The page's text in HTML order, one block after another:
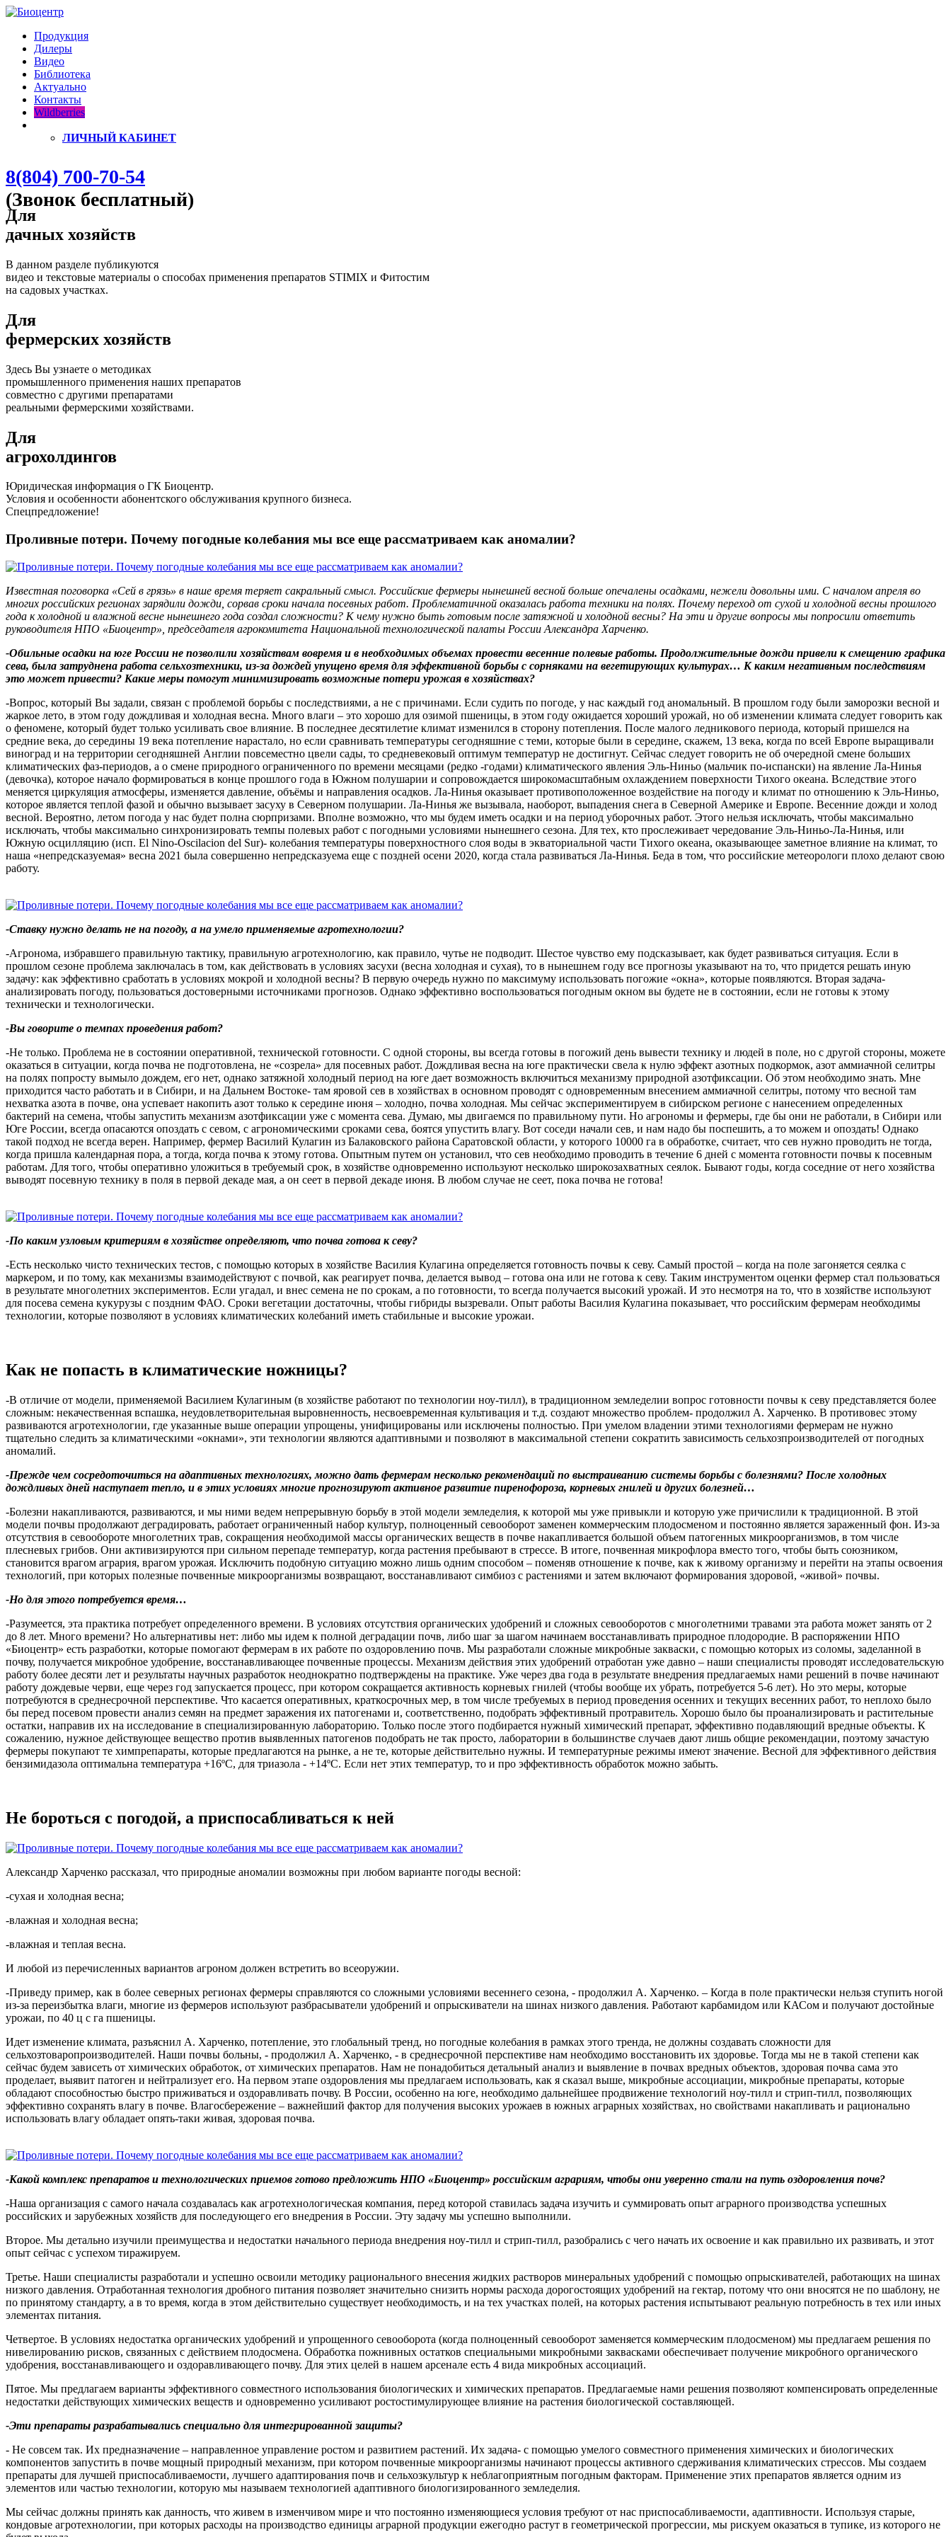
Продукция
Дилеры
Видео
Библиотека
Актуально
Контакты
Wildberries
ЛИЧНЫЙ КАБИНЕТ
8(804) 700-70-54
(Звонок бесплатный)
Для
дачных хозяйств
В данном разделе публикуются
видео и текстовые материалы о способах применения препаратов STIMIX и Фитостим
на садовых участках.
Для
фермерских хозяйств
Здесь Вы узнаете о методиках
промышленного применения наших препаратов
совместно с другими препаратами
реальными фермерскими хозяйствами.
Для
агрохолдингов
Юридическая информация о ГК Биоцентр.
Условия и особенности абонентского обслуживания крупного бизнеса.
Спецпредложение!
Проливные потери. Почему погодные колебания мы все еще рассматриваем как аномалии?
Известная поговорка «Сей в грязь» в наше время теряет сакральный смысл. Российские фермеры нынешней весной больше опечалены осадками, нежели довольны ими. С началом апреля во
многих российских регионах зарядили дожди, сорвав сроки начала посевных работ. Проблематичной оказалась работа техники на полях. Почему переход от сухой и холодной весны прошлого
года к холодной и влажной весне нынешнего года создал сложности? К чему нужно быть готовым после затяжной и холодной весны? На эти и другие вопросы мы попросили ответить
руководителя НПО «Биоцентр», председателя агрокомитета Национальной технологической палаты России Александра Харченко.
-Обильные осадки на юге России не позволили хозяйствам вовремя и в необходимых объемах провести весенние полевые работы. Продолжительные дожди привели к смещению графика
сева, была затруднена работа сельхозтехники, из-за дождей упущено время для эффективной борьбы с сорняками на вегетирующих культурах… К каким негативным последствиям
это может привести? Какие меры помогут минимизировать возможные потери урожая в хозяйствах?
-Вопрос, который Вы задали, связан с проблемой борьбы с последствиями, а не с причинами. Если судить по погоде, у нас каждый год аномальный. В прошлом году были заморозки весной и
жаркое лето, в этом году дождливая и холодная весна. Много влаги – это хорошо для озимой пшеницы, в этом году ожидается хороший урожай, но об изменении климата следует говорить как
о феномене, который будет только усиливать свое влияние. В последнее десятилетие климат изменился в сторону потепления. После малого ледникового периода, который пришелся на
средние века, до середины 19 века потепление нарастало, но если сравнивать температуры сегодняшние с теми, которые были в середине, скажем, 13 века, когда по всей Европе выращивали
виноград и на территории сегодняшней Англии повсеместно цвели сады, то средневековый оптимум температур не достигнут. Сейчас следует говорить не об очередной смене больших
климатических фаз-периодов, а о смене природного ограниченного по времени месяцами (редко -годами) климатического явления Эль-Ниньо (мальчик по-испански) на явление Ла-Нинья
(девочка), которое начало формироваться в конце прошлого года в Южном полушарии и сопровождается широкомасштабным охлаждением поверхности Тихого океана. Вследствие этого
меняется циркуляция атмосферы, изменяется давление, объёмы и направления осадков. Ла-Нинья оказывает противоположенное воздействие на погоду и климат по отношению к Эль-Ниньо,
которое является теплой фазой и обычно вызывает засуху в Северном полушарии. Ла-Нинья же вызывала, наоборот, выпадения снега в Северной Америке и Европе. Весенние дожди и холод
весной. Вероятно, летом погода у нас будет полна сюрпризами. Вполне возможно, что мы будем иметь осадки и на период уборочных работ. Этого нельзя исключать, чтобы максимально
исключать, чтобы максимально синхронизировать темпы полевых работ с погодными условиями нынешнего сезона. Для тех, кто прослеживает чередование Эль-Ниньо-Ла-Нинья, или
Южную осцилляцию (исп. El Nino-Oscilacion del Sur)- колебания температуры поверхностного слоя воды в экваториальной части Тихого океана, оказывающее заметное влияние на климат, то
наша «непредсказуемая» весна 2021 была совершенно непредсказуема еще с поздней осени 2020, когда стала развиваться Ла-Нинья. Беда в том, что российские метеорологи плохо делают свою
работу.
-Ставку нужно делать не на погоду, а на умело применяемые агротехнологии?
-Агронома, избравшего правильную тактику, правильную агротехнологию, как правило, чутье не подводит. Шестое чувство ему подсказывает, как будет развиваться ситуация. Если в
прошлом сезоне проблема заключалась в том, как действовать в условиях засухи (весна холодная и сухая), то в нынешнем году все прогнозы указывают на то, что придется решать иную
задачу: как эффективно сработать в условиях мокрой и холодной весны? В первую очередь нужно по максимуму использовать погожие «окна», которые появляются. Вторая задача-
анализировать погоду, пользоваться достоверными источниками прогнозов. Однако эффективно воспользоваться погодным окном вы будете не в состоянии, если не готовы к этому
технически и технологически.
-Вы говорите о темпах проведения работ?
-Не только. Проблема не в состоянии оперативной, технической готовности. С одной стороны, вы всегда готовы в погожий день вывести технику и людей в поле, но с другой стороны, можете
оказаться в ситуации, когда почва не подготовлена, не «созрела» для посевных работ. Дождливая весна на юге практически свела к нулю эффект азотных подкормок, азот аммиачной селитры
на полях попросту вымыло дождем, его нет, однако затяжной холодный период на юге дает возможность включиться механизму природной азотфиксации. Об этом необходимо знать. Мне
приходится часто работать и в Сибири, и на Дальнем Востоке- там яровой сев в хозяйствах в основном проводят с одновременным внесением аммиачной селитры, потому что весной там
нехватка азота в почве, она успевает накопить азот только к середине июня – холодно, почва холодная. Мы сейчас экспериментируем в сибирском регионе с нанесением определенных
бактерий на семена, чтобы запустить механизм азотфиксации уже с момента сева. Думаю, мы двигаемся по правильному пути. Но агрономы и фермеры, где бы они не работали, в Сибири или
Юге России, всегда опасаются опоздать с севом, с агрономическими сроками сева, боятся упустить влагу. Вот соседи начали сев, и нам надо бы поспешить, а то можем и опоздать! Однако
такой подход не всегда верен. Например, фермер Василий Кулагин из Балаковского района Саратовской области, у которого 10000 га в обработке, считает, что сев нужно проводить не тогда,
когда пришла календарная пора, а тогда, когда почва к этому готова. Опытным путем он установил, что сев необходимо проводить в течение 6 дней с момента готовности почвы к посевным
работам. Для того, чтобы оперативно уложиться в требуемый срок, в хозяйстве одновременно используют несколько широкозахватных сеялок. Бывают годы, когда соседние от него хозяйства
выводят посевную технику в поля в первой декаде мая, а он сеет в первой декаде июня. В любом случае не сеет, пока почва не готова!
-По каким узловым критериям в хозяйстве определяют, что почва готова к севу?
-Есть несколько чисто технических тестов, с помощью которых в хозяйстве Василия Кулагина определяется готовность почвы к севу. Самый простой – когда на поле загоняется сеялка с
маркером, и по тому, как механизмы взаимодействуют с почвой, как реагирует почва, делается вывод – готова она или не готова к севу. Таким инструментом оценки фермер стал пользоваться
в результате многолетних экспериментов. Если угадал, и внес семена не по срокам, а по готовности, то всегда получается высокий урожай. И это несмотря на то, что в хозяйстве используют
для посева семена кукурузы с поздним ФАО. Сроки вегетации достаточны, чтобы гибриды вызревали. Опыт работы Василия Кулагина показывает, что российским фермерам необходимы
технологии, которые позволяют в условиях климатических колебаний иметь стабильные и высокие урожаи.
Как не попасть в климатические ножницы?
-В отличие от модели, применяемой Василием Кулагиным (в хозяйстве работают по технологии ноу-тилл), в традиционном земледелии вопрос готовности почвы к севу представляется более
сложным: некачественная вспашка, неудовлетворительная выровненность, несвоевременная культивация и т.д. создают множество проблем- продолжил А. Харченко. В противовес этому
развиваются агротехнологии, где указанные выше операции упрощены, унифицированы или исключены полностью. При умелом владении этими технологиями фермерам не нужно
тщательно следить за климатическими «окнами», эти технологии являются адаптивными и позволяют в максимальной степени сократить зависимость сельхозпроизводителей от погодных
аномалий.
-Прежде чем сосредоточиться на адаптивных технологиях, можно дать фермерам несколько рекомендаций по выстраиванию системы борьбы с болезнями? После холодных
дождливых дней наступает тепло, и в этих условиях многие прогнозируют активное развитие пиренофороза, корневых гнилей и других болезней…
-Болезни накапливаются, развиваются, и мы ними ведем непрерывную борьбу в этой модели земледелия, к которой мы уже привыкли и которую уже причислили к традиционной. В этой
модели почвы продолжают деградировать, работает ограниченный набор культур, полноценный севооборот заменен коммерческим плодосменом и постоянно является зараженный фон. Из-за
отсутствия в севообороте многолетних трав, сокращения необходимой массы органических веществ в почве накапливается большой объем патогенных микроорганизмов, в том числе
плесневых грибов. Они активизируются при сильном перепаде температур, когда растения пребывают в стрессе. В итоге, почвенная микрофлора вместо того, чтобы быть союзником,
становится врагом агрария, врагом урожая. Исключить подобную ситуацию можно лишь одним способом – поменяв отношение к почве, как к живому организму и перейти на этапы освоения
технологий, при которых полезные почвенные микроорганизмы возвращают, восстанавливают симбиоз с растениями и затем включают формирования здоровой, «живой» почвы.
-Но для этого потребуется время…
-Разумеется, эта практика потребует определенного времени. В условиях отсутствия органических удобрений и сложных севооборотов с многолетними травами эта работа может занять от 2
до 8 лет. Много времени? Но альтернативы нет: либо мы идем к полной деградации почв, либо шаг за шагом начинаем восстанавливать природное плодородие. В распоряжении НПО
«Биоцентр» есть разработки, которые помогают фермерам в их работе по оздоровлению почв. Мы разработали сложные микробные закваски, с помощью которых из соломы, заделанной в
почву, получается микробное удобрение, восстанавливающее почвенные процессы. Механизм действия этих удобрений отработан уже давно – наши специалисты проводят исследовательскую
работу более десяти лет и результаты научных разработок неоднократно подтверждены на практике. Уже через два года в результате внедрения предлагаемых нами решений в почве начинают
работу дождевые черви, еще через год запускается процесс, при котором сокращается активность корневых гнилей (чтобы вообще их убрать, потребуется 5-6 лет). Но это меры, которые
потребуются в среднесрочной перспективе. Что касается оперативных, краткосрочных мер, в том числе требуемых в период проведения осенних и текущих весенних работ, то неплохо было
бы перед посевом провести анализ семян на предмет заражения их патогенами и, соответственно, подобрать эффективный протравитель. Хорошо было бы проанализировать и растительные
остатки, направив их на исследование в специализированную лабораторию. Только после этого подбирается нужный химический препарат, эффективно подавляющий вредные объекты. К
сожалению, нужное действующее вещество против выявленных патогенов подобрать не так просто, лаборатории в большинстве случаев дают лишь общие рекомендации, поэтому зачастую
фермеры покупают те химпрепараты, которые предлагаются на рынке, а не те, которые действительно нужны. И температурные режимы имеют значение. Весной для эффективного действия
бензимидазола оптимальна температура +16ºС, для триазола - +14ºС. Если нет этих температур, то и про эффективность обработок можно забыть.
Не бороться с погодой, а приспосабливаться к ней
Александр Харченко рассказал, что природные аномалии возможны при любом варианте погоды весной:
-сухая и холодная весна;
-влажная и холодная весна;
-влажная и теплая весна.
И любой из перечисленных вариантов агроном должен встретить во всеоружии.
-Приведу пример, как в более северных регионах фермеры справляются со сложными условиями весеннего сезона, - продолжил А. Харченко. – Когда в поле практически нельзя ступить ногой
из-за переизбытка влаги, многие из фермеров используют разбрасыватели удобрений и опрыскиватели на шинах низкого давления. Работают карбамидом или КАСом и получают достойные
урожаи, по 40 ц с га пшеницы.
Идет изменение климата, разъяснил А. Харченко, потепление, это глобальный тренд, но погодные колебания в рамках этого тренда, не должны создавать сложности для
сельхозтоваропроизводителей. Наши почвы больны, - продолжил А. Харченко, - в среднесрочной перспективе нам необходимо восстановить их здоровье. Тогда мы не в такой степени как
сейчас будем зависеть от химических обработок, от химических препаратов. Нам не понадобиться детальный анализ и выявление в почвах вредных объектов, здоровая почва сама это
проделает, выявит патоген и нейтрализует его. На первом этапе оздоровления мы предлагаем использовать, как я сказал выше, микробные ассоциации, микробные препараты, которые
обладают способностью быстро приживаться и оздоравливать почву. В России, особенно на юге, необходимо дальнейшее продвижение технологий ноу-тилл и стрип-тилл, позволяющих
эффективно сохранять влагу в почве. Влагосбережение – важнейший фактор для получения высоких урожаев в южных аграрных хозяйствах, но свойствами накапливать и рационально
использовать влагу обладает опять-таки живая, здоровая почва.
-Какой комплекс препаратов и технологических приемов готово предложить НПО «Биоцентр» российским аграриям, чтобы они уверенно стали на путь оздоровления почв?
-Наша организация с самого начала создавалась как агротехнологическая компания, перед которой ставилась задача изучить и суммировать опыт аграрного производства успешных
российских и зарубежных хозяйств для последующего его внедрения в России. Эту задачу мы успешно выполнили.
Второе. Мы детально изучили преимущества и недостатки начального периода внедрения ноу-тилл и стрип-тилл, разобрались с чего начать их освоение и как правильно их развивать, и этот
опыт сейчас с успехом тиражируем.
Третье. Наши специалисты разработали и успешно освоили методику рационального внесения жидких растворов минеральных удобрений с помощью опрыскивателей, работающих на шинах
низкого давления. Отработанная технология дробного питания позволяет значительно снизить нормы расхода дорогостоящих удобрений на гектар, потому что они вносятся не по шаблону, не
по принятому стандарту, а в то время, когда в этом действительно существует необходимость, и на тех участках полей, на которых растения испытывают реальную потребность в тех или иных
элементах питания.
Четвертое. В условиях недостатка органических удобрений и упрощенного севооборота (когда полноценный севооборот заменяется коммерческим плодосменом) мы предлагаем решения по
нивелированию рисков, связанных с действием плодосмена. Обработка пожнивных остатков специальными микробными заквасками обеспечивает получение микробного органического
удобрения, восстанавливающего и оздоравливающего почву. Для этих целей в нашем арсенале есть 4 вида микробных ассоциаций.
Пятое. Мы предлагаем варианты эффективного совместного использования биологических и химических препаратов. Предлагаемые нами решения позволяют компенсировать определенные
недостатки действующих химических веществ и одновременно усиливают ростостимулирующее влияние на растения биологической составляющей.
-Эти препараты разрабатывались специально для интегрированной защиты?
- Не совсем так. Их предназначение – направленное управление ростом и развитием растений. Их задача- с помощью умелого совместного применения химических и биологических
компонентов запустить в почве мощный природный механизм, при котором почвенные микроорганизмы начинают процессы активного сдерживания климатических стрессов. Мы создаем
препараты для лучшей приспосабливаемости, лучшего адаптирования почв и сельхозкультур к неблагоприятным погодным факторам. Применение этих препаратов является одним из
элементов или частью технологии, которую мы называем технологией адаптивного биологизированного земледелия.
Мы сейчас должны принять как данность, что живем в изменчивом мире и что постоянно изменяющиеся условия требуют от нас приспосабливаемости, адаптивности. Используя старые,
кондовые агротехнологии, при которых расходы на производство единицы аграрной продукции ежегодно растут в геометрической прогрессии, мы рискуем оказаться в тупике, из которого не